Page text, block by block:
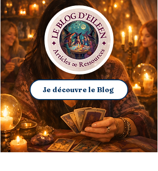
Je découvre le Blog